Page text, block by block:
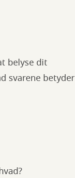
belyse dit
svarene betyder